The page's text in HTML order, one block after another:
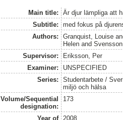
Main title:
Är djur lämpliga att
Subtitle:
med fokus på
Authors:
Granquist, Louise
Helen and
Supervisor:
Eriksson, Per
Examiner:
UNSPECIFIED
Series:
Studentarbete /
miljö och hälsa
Volume/Sequential
designation:
173
Year of
2008